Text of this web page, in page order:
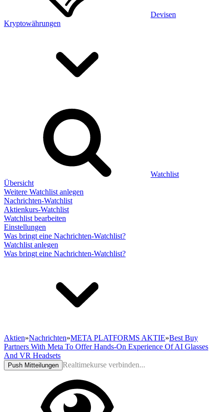
Devisen
Kryptowährungen
Watchlist
Übersicht
Weitere Watchlist anlegen
Nachrichten-Watchlist
Aktienkurs-Watchlist
Watchlist bearbeiten
Einstellungen
Was bringt eine Nachrichten-Watchlist?
Watchlist anlegen
Was bringt eine Nachrichten-Watchlist?
Aktien»Nachrichten»META PLATFORMS AKTIE»Best Buy
Partners With Meta To Offer Hands-On Experience Of AI Glasses
And VR Headsets
Push Mitteilungen Realtimekurse verbinden...